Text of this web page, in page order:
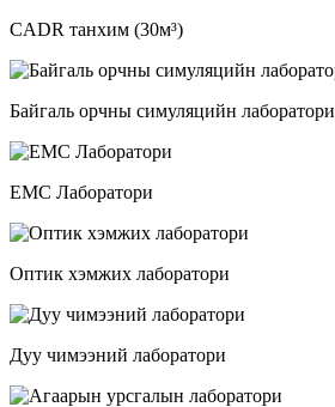
CADR танхим (30м³)
Байгаль орчны симуляцийн лаборатори
EMC Лаборатори
Оптик хэмжих лаборатори
Дуу чимээний лаборатори